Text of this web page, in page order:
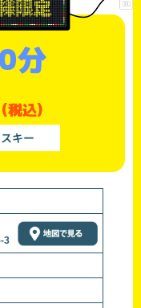
分
(税込)
キー
3